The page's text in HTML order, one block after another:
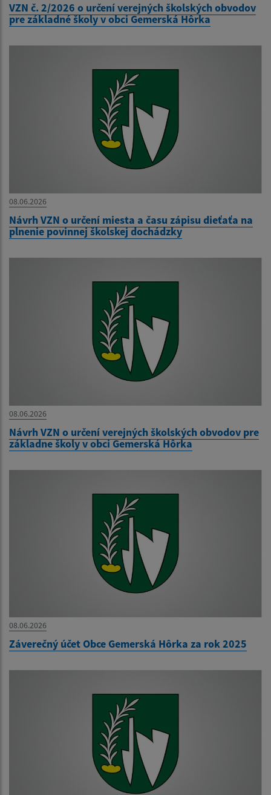
VZN č. 2/2026 o určení verejných školských obvodov
pre základné školy v obci Gemerská Hôrka
08.06.2026
Návrh VZN o určení miesta a času zápisu dieťaťa na
plnenie povinnej školskej dochádzky
08.06.2026
Návrh VZN o určení verejných školských obvodov pre
základne školy v obci Gemerská Hôrka
08.06.2026
Záverečný účet Obce Gemerská Hôrka za rok 2025